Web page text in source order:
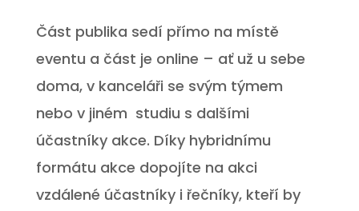
Část publika sedí přímo na místě
eventu a část je online – ať už u sebe
doma, v kanceláři se svým týmem
nebo v jiném studiu s dalšími
účastníky akce. Díky hybridnímu
formátu akce dopojíte na akci
vzdálené účastníky i řečníky, kteří by